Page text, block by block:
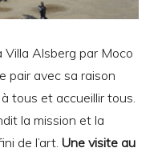
Villa Alsberg par Moco
pair avec sa raison
à tous et accueillir tous.
la mission et la
de l’art. Une visite au